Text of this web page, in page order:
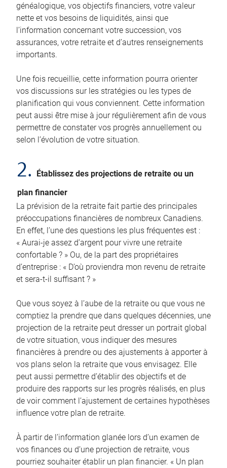
généalogique, vos objectifs financiers, votre valeur
nette et vos besoins de liquidités, ainsi que
l’information concernant votre succession, vos
assurances, votre retraite et d’autres renseignements
importants.
Une fois recueillie, cette information pourra orienter
vos discussions sur les stratégies ou les types de
planification qui vous conviennent. Cette information
peut aussi être mise à jour régulièrement afin de vous
permettre de constater vos progrès annuellement ou
selon l’évolution de votre situation.
2.
Établissez des projections de retraite ou un
plan financier
La prévision de la retraite fait partie des principales
préoccupations financières de nombreux Canadiens.
En effet, l’une des questions les plus fréquentes est :
« Aurai-je assez d’argent pour vivre une retraite
confortable ? » Ou, de la part des propriétaires
d’entreprise : « D’où proviendra mon revenu de retraite
et sera-t-il suffisant ? »
Que vous soyez à l’aube de la retraite ou que vous ne
comptiez la prendre que dans quelques décennies, une
projection de la retraite peut dresser un portrait global
de votre situation, vous indiquer des mesures
financières à prendre ou des ajustements à apporter à
vos plans selon la retraite que vous envisagez. Elle
peut aussi permettre d’établir des objectifs et de
produire des rapports sur les progrès réalisés, en plus
de voir comment l’ajustement de certaines hypothèses
influence votre plan de retraite.
À partir de l’information glanée lors d’un examen de
vos finances ou d’une projection de retraite, vous
pourriez souhaiter établir un plan financier. « Un plan